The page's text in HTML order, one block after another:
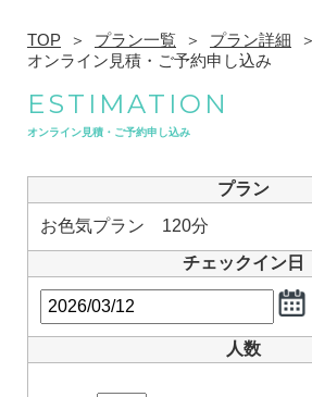
TOP プラン一覧
プラン詳細
オンライン見積・ご予約申し込み
ESTIMATION
オンライン見積・ご予約申し込み
プラン
お色気プラン 120分
チェックイン日
人数